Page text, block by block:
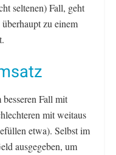
seltenen) Fall, geht
zu einem
Fall mit
mit weitaus
etwa). Selbst im
ausgegeben, um